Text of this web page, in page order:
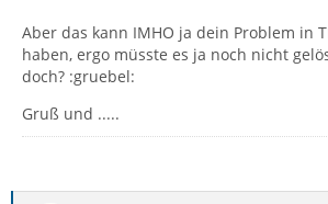
Aber das kann IMHO ja dein Problem in
haben, ergo müsste es ja noch nicht
doch? :gruebel:
Gruß und .....